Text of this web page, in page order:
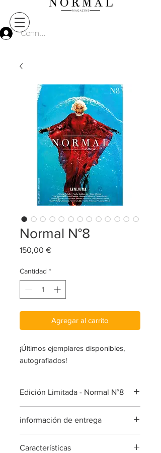
Connect
Normal N°8
150,00 €Precio
Cantidad *
Agregar al carrito
¡Últimos ejemplares disponibles,
autografiados!
Edición Limitada - Normal N°8
Goldberger, Signe Vilstrup, Vijat
Mohindra, Peter Coulson, Kenneth
Willardt, Vincent Peters, Stefan Rappo,
información de entrega
Para Dom-Tom, contacto
Características